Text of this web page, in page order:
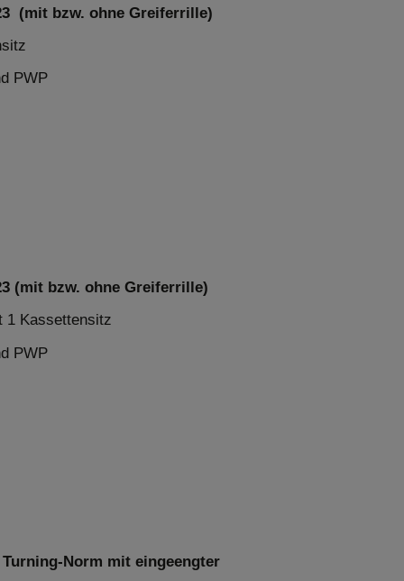
(mit bzw. ohne Greiferrille)
PWP
(mit bzw. ohne Greiferrille)
1 Kassettensitz
PWP
Norm mit eingeengter